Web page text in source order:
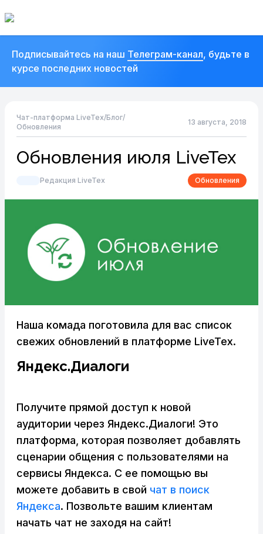
Подписывайтесь на наш Телеграм-канал, будьте в
курсе последних новостей
Чат-платформа LiveTex/Блог/
Обновления
13 августа, 2018
Обновления июля LiveTex
Редакция LiveTex Обновления
Наша комада поготовила для вас список
свежих обновлений в платформе LiveTex.
Яндекс.Диалоги
Получите прямой доступ к новой
аудитории через Яндекс.Диалоги! Это
платформа, которая позволяет добавлять
сценарии общения с пользователями на
сервисы Яндекса. C ее помощью вы
можете добавить в свой чат в поиск
Яндекса. Позвольте вашим клиентам
начать чат не заходя на сайт!